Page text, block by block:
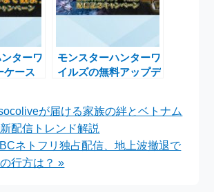
ターワ
ケース
モンスターハンターワ
イルズの無料アップデ
施中
が届ける家族の絆とベトナム
配信トレンド解説
ネトフリ独占配信、地上波撤退で
行方は？ »